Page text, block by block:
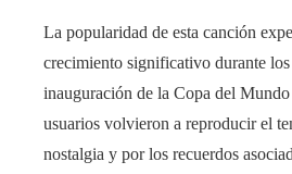
La popularidad de esta canción
crecimiento significativo durante los
inauguración de la Copa del
usuarios volvieron a reproducir el
nostalgia y por los recuerdos